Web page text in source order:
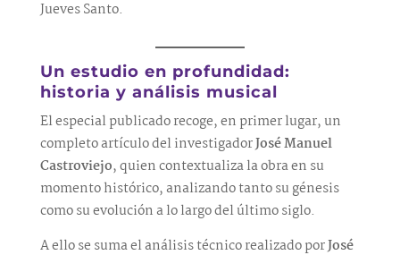
Jueves Santo.
Un estudio en profundidad:
historia y análisis musical
El especial publicado recoge, en primer lugar, un
completo artículo del investigadorJosé Manuel
Castroviejo, quien contextualiza la obra en su
momento histórico, analizando tanto su génesis
como su evolución a lo largo del último siglo.
A ello se suma el análisis técnico realizado porJosé